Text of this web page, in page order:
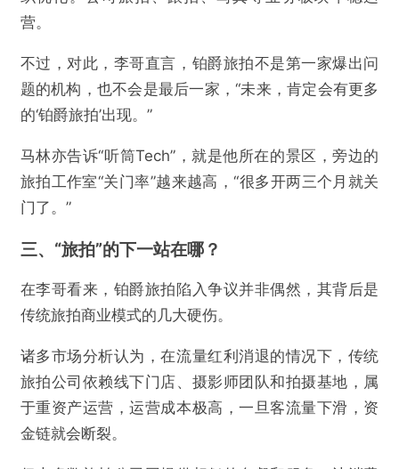
营。
不过，对此，李哥直言，铂爵旅拍不是第一家爆出问
题的机构，也不会是最后一家，“未来，肯定会有更多
的‘铂爵旅拍’出现。”
马林亦告诉“听筒Tech”，就是他所在的景区，旁边的
旅拍工作室“关门率”越来越高，“很多开两三个月就关
门了。”
三、“旅拍”的下一站在哪？
在李哥看来，铂爵旅拍陷入争议并非偶然，其背后是
传统旅拍商业模式的几大硬伤。
诸多市场分析认为，在流量红利消退的情况下，传统
旅拍公司依赖线下门店、摄影师团队和拍摄基地，属
于重资产运营，运营成本极高，一旦客流量下滑，资
金链就会断裂。